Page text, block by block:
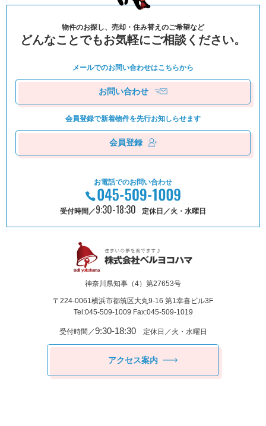
物件のお探し、売却・住み替えのご希望など
どんなことでもお気軽にご相談ください。
メールでのお問い合わせはこちらから
お問い合わせ
会員登録で新着物件を先⾏お知しらせます
会員登録
お電話でのお問い合わせ
受付時間／9:30-18:30 定休日／火・水曜日
神奈川県知事（4）第27653号
〒224-0061横浜市都筑区⼤丸9-16 第1幸喜ビル3F
Tel:045-509-1009 Fax:045-509-1019
受付時間／9:30-18:30定休日／火・水曜日
アクセス案内